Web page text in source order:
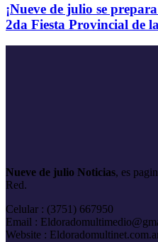
¡Nueve de julio se
2da Fiesta Provincial de
Nueve de julio Noticias, es
Red.
Celular : (3751) 667950
Email :
Website :